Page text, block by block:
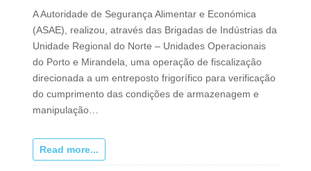
A Autoridade de Segurança Alimentar e Económica
(ASAE), realizou, através das Brigadas de Indústrias da
Unidade Regional do Norte – Unidades Operacionais
do Porto e Mirandela, uma operação de fiscalização
direcionada a um entreposto frigorífico para verificação
do cumprimento das condições de armazenagem e
manipulação…
Read more...